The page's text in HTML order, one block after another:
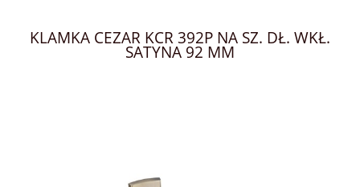
KLAMKA CEZAR KCR 392P NA SZ. DŁ. WKŁ.
SATYNA 92 MM